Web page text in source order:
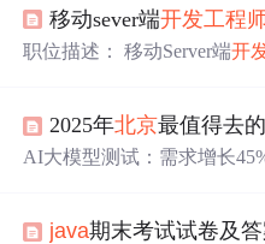
职者们提供了非常多的选择
移动sever端开发工程
职位描述： 移动Server端开
计算、存储、负载均衡等） 5、负责对内、对外接口设
计、实现 7、负责推动服务的设计实现 岗位要求： 工作职
2025年北京最值得去
AI大模型测试：需求增长
受政策驱动，隐私计算、跨
java期末考试试卷及